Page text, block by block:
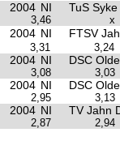
2004 NI TuS Syke
3,46 x
2004 NI FTSV
3,31 3,24
2004 NI DSC
3,08 3,03
2004 NI DSC
2,95 3,13
2004 NI TV Jahn
2,87 2,94